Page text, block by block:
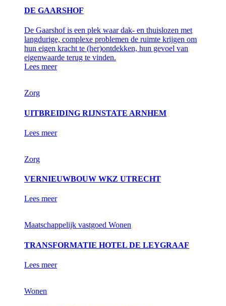
DE GAARSHOF
De Gaarshof is een plek waar dak- en thuislozen met
langdurige, complexe problemen de ruimte krijgen om
hun eigen kracht te (her)ontdekken, hun gevoel van
eigenwaarde terug te vinden.
Lees meer
Zorg
UITBREIDING RIJNSTATE ARNHEM
Lees meer
Zorg
VERNIEUWBOUW WKZ UTRECHT
Lees meer
Maatschappelijk vastgoed Wonen
TRANSFORMATIE HOTEL DE LEYGRAAF
Lees meer
Wonen